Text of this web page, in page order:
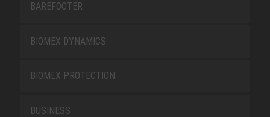
BAREFOOTER
BIOMEX DYNAMICS
BIOMEX PROTECTION
BUSINESS